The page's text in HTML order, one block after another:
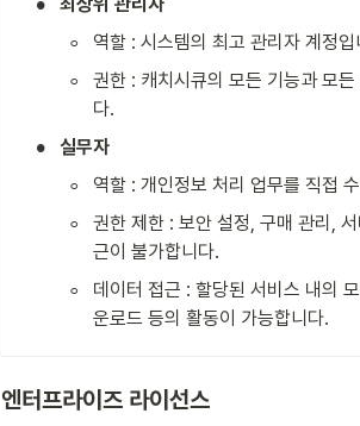
최상위 관리자
◦ 역할 : 시스템의 최고 관리자 계정입
◦
권한 : 캐치시큐의 모든 기능과 모
다.
• 실무자
◦ 역할 : 개인정보 처리 업무를 직접
◦
권한 제한 : 보안 설정, 구매 관리,
근이 불가합니다.
◦
데이터 접근 : 할당된 서비스 내의
운로드 등의 활동이 가능합니다.
엔터프라이즈 라이선스